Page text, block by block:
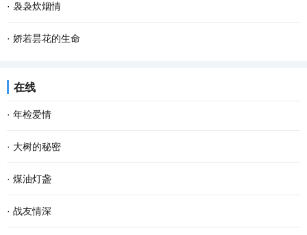
雪落故道 如果仰望是一次突围 咽不下的那滴泪...
手去拨沟渠里的水； 我用力闻挨着草地疯长的婆婆纳草。 幸运的话，
隔着几个“田块”相框，能遇到十几只白鹭立...
腊梅一开，春天不远了；猫儿一闹，春天也不远了。猫儿的闹就是不
同寻常的叫，不同寻常的呼。腊梅开放是植物情爱的张扬，猫儿的呼
· 袅袅炊烟情
从村庄走出的游子，乡愁深处都有一柱炊烟。 不知为何，当归期越
· 娇若昙花的生命
在线
· 年检爱情
岁末年初，各类年检渐渐提上日程。近年来，随着某些程序或手续的
简化，相对来说，年检的项目少了些。但有些物事，必须得年检。比
如，你我他或普普通通或轰轰烈烈的 爱情 。 爱...
· 大树的秘密
我坚信，每一棵大树，都有着自己的秘密。只是这些秘密并不为我们
所知而已。探寻大树的秘密，是有些困难的，也因此，我们常常就忽
· 煤油灯盏
一粒谷，溅满屋。 每当想起这句儿时常挂在嘴边的谜语，脑海里就会
· 战友情深